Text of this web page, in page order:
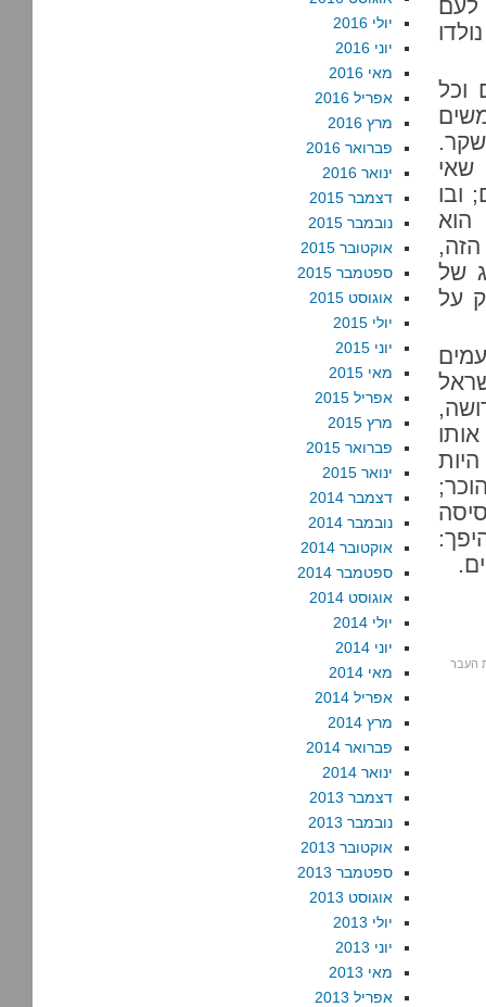
לעם
וכל
שאי
ובו
הוא
של
על
העבר
יולי 2016
יוני 2016
מאי 2016
אפריל 2016
מרץ 2016
פברואר 2016
ינואר 2016
דצמבר 2015
נובמבר 2015
אוקטובר 2015
ספטמבר 2015
אוגוסט 2015
יולי 2015
יוני 2015
מאי 2015
אפריל 2015
מרץ 2015
פברואר 2015
ינואר 2015
דצמבר 2014
נובמבר 2014
אוקטובר 2014
ספטמבר 2014
אוגוסט 2014
יולי 2014
יוני 2014
מאי 2014
אפריל 2014
מרץ 2014
פברואר 2014
ינואר 2014
דצמבר 2013
נובמבר 2013
אוקטובר 2013
ספטמבר 2013
אוגוסט 2013
יולי 2013
יוני 2013
מאי 2013
אפריל 2013